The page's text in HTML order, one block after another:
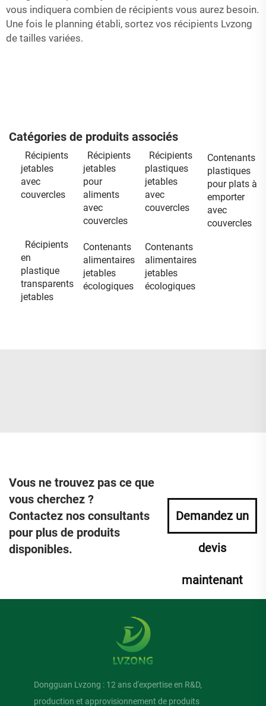
vous indiquera combien de récipients vous aurez besoin.
Une fois le planning établi, sortez vos récipients Lvzong
de tailles variées.
Catégories de produits associés
Récipients
jetables
avec
couvercles
Récipients
jetables
pour
aliments
avec
couvercles
Récipients
plastiques
jetables
avec
couvercles
Contenants
plastiques
pour plats à
emporter
avec
couvercles
Récipients
en
plastique
transparents
jetables
Contenants
alimentaires
jetables
écologiques
Contenants
alimentaires
jetables
écologiques
Vous ne trouvez pas ce que
vous cherchez ?
Contactez nos consultants
pour plus de produits
disponibles.
Demandez un
devis
maintenant
Dongguan Lvzong : 12 ans d'expertise en R&D,
production et approvisionnement de produits